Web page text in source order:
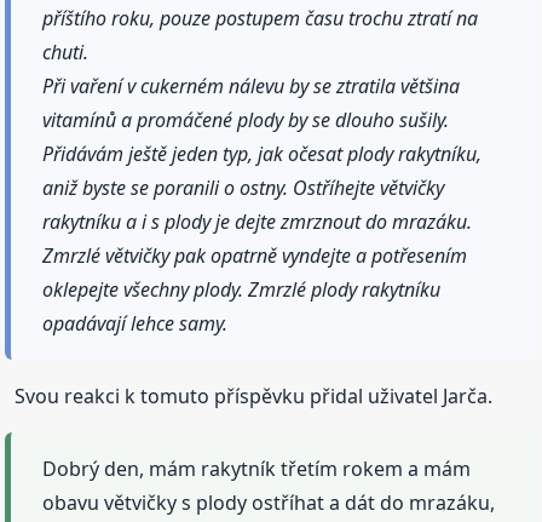
příštího roku, pouze postupem času trochu ztratí na
chuti.
Při vaření v cukerném nálevu by se ztratila většina
vitamínů a promáčené plody by se dlouho sušily.
Přidávám ještě jeden typ, jak očesat plody rakytníku,
aniž byste se poranili o ostny. Ostříhejte větvičky
rakytníku a i s plody je dejte zmrznout do mrazáku.
Zmrzlé větvičky pak opatrně vyndejte a potřesením
oklepejte všechny plody. Zmrzlé plody rakytníku
opadávají lehce samy.
Svou reakci k tomuto příspěvku přidal uživatel Jarča.
Dobrý den, mám rakytník třetím rokem a mám
obavu větvičky s plody ostříhat a dát do mrazáku,